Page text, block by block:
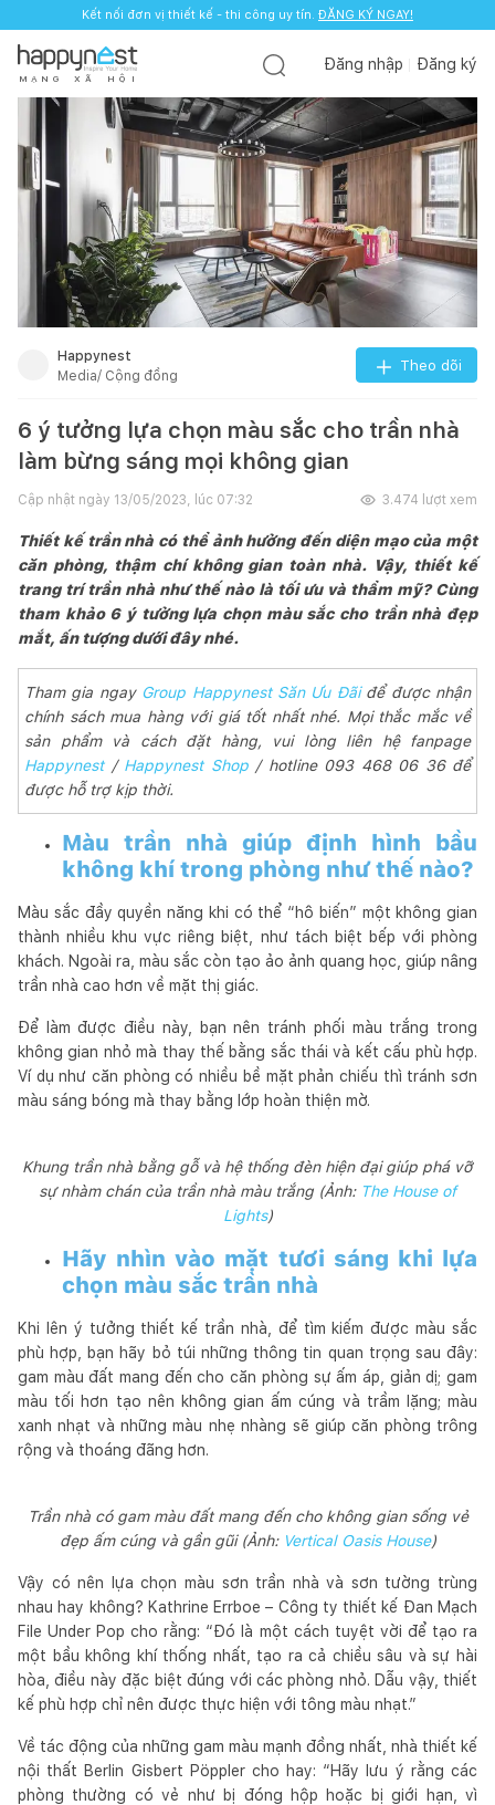
Kết nối đơn vị thiết kế - thi công uy tín. ĐĂNG KÝ NGAY!
M Ạ N G X Ã H Ộ I
Đăng nhập Đăng ký
Happynest
Media/ Cộng đồng
Theo dõi
6 ý tưởng lựa chọn màu sắc cho trần nhà
làm bừng sáng mọi không gian
Cập nhật ngày 13/05/2023, lúc 07:32 3.474 lượt xem
Thiết kế trần nhà có thể ảnh hưởng đến diện mạo của một
căn phòng, thậm chí không gian toàn nhà. Vậy, thiết kế
trang trí trần nhà như thế nào là tối ưu và thẩm mỹ? Cùng
tham khảo 6 ý tưởng lựa chọn màu sắc cho trần nhà đẹp
mắt, ấn tượng dưới đây nhé.
Tham gia ngay Group Happynest Săn Ưu Đãi để được nhận
chính sách mua hàng với giá tốt nhất nhé. Mọi thắc mắc về
sản phẩm và cách đặt hàng, vui lòng liên hệ fanpage
Happynest/ Happynest Shop/ hotline 093 468 06 36 để
được hỗ trợ kịp thời.
Màu trần nhà giúp định hình bầu
không khí trong phòng như thế nào?
Màu sắc đầy quyền năng khi có thể “hô biến” một không gian
thành nhiều khu vực riêng biệt, như tách biệt bếp với phòng
khách. Ngoài ra, màu sắc còn tạo ảo ảnh quang học, giúp nâng
trần nhà cao hơn về mặt thị giác.
Để làm được điều này, bạn nên tránh phối màu trắng trong
không gian nhỏ mà thay thế bằng sắc thái và kết cấu phù hợp.
Ví dụ như căn phòng có nhiều bề mặt phản chiếu thì tránh sơn
màu sáng bóng mà thay bằng lớp hoàn thiện mờ.
Khung trần nhà bằng gỗ và hệ thống đèn hiện đại giúp phá vỡ
sự nhàm chán của trần nhà màu trắng (Ảnh: The House of
Lights)
Hãy nhìn vào mặt tươi sáng khi lựa
chọn màu sắc trần nhà
Khi lên ý tưởng thiết kế trần nhà, để tìm kiếm được màu sắc
phù hợp, bạn hãy bỏ túi những thông tin quan trọng sau đây:
gam màu đất mang đến cho căn phòng sự ấm áp, giản dị; gam
màu tối hơn tạo nên không gian ấm cúng và trầm lặng; màu
xanh nhạt và những màu nhẹ nhàng sẽ giúp căn phòng trông
rộng và thoáng đãng hơn.
Trần nhà có gam màu đất mang đến cho không gian sống vẻ
đẹp ấm cúng và gần gũi (Ảnh: Vertical Oasis House)
Vậy có nên lựa chọn màu sơn trần nhà và sơn tường trùng
nhau hay không? Kathrine Errboe – Công ty thiết kế Đan Mạch
File Under Pop cho rằng: “Đó là một cách tuyệt vời để tạo ra
một bầu không khí thống nhất, tạo ra cả chiều sâu và sự hài
hòa, điều này đặc biệt đúng với các phòng nhỏ. Dẫu vậy, thiết
kế phù hợp chỉ nên được thực hiện với tông màu nhạt.”
Về tác động của những gam màu mạnh đồng nhất, nhà thiết kế
nội thất Berlin Gisbert Pöppler cho hay: “Hãy lưu ý rằng các
phòng thường có vẻ như bị đóng hộp hoặc bị giới hạn, vì